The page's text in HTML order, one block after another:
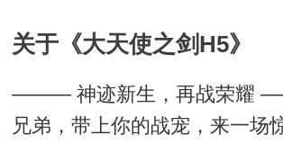
关于《大天使之剑H5》
——— 神迹新生，再战荣耀
兄弟，带上你的战宠，来一场